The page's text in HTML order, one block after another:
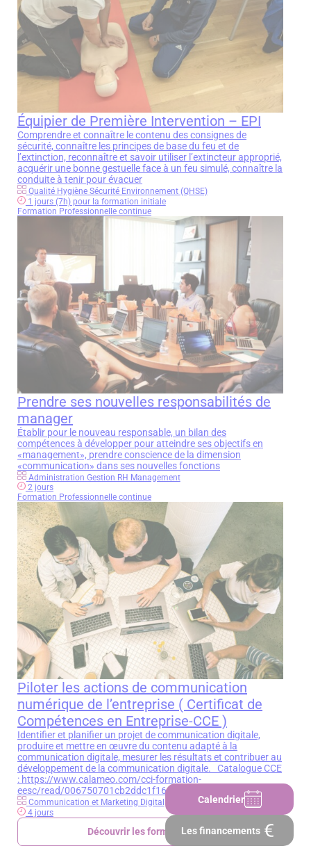
Les financements
Calendrier
Équipier de Première Intervention – EPI
Comprendre et connaître le contenu des consignes de
sécurité, connaître les principes de base du feu et de
l’extinction, reconnaître et savoir utiliser l’extincteur approprié,
acquérir une bonne gestuelle face à un feu simulé, connaître la
conduite à tenir pour évacuer
Qualité Hygiène Sécurité Environnement (QHSE)
1 jours (7h) pour la formation initiale
Formation Professionnelle continue
Prendre ses nouvelles responsabilités de
manager
Établir pour le nouveau responsable, un bilan des
compétences à développer pour atteindre ses objectifs en
«management», prendre conscience de la dimension
«communication» dans ses nouvelles fonctions
Administration Gestion RH Management
2 jours
Formation Professionnelle continue
Piloter les actions de communication
numérique de l’entreprise ( Certificat de
Compétences en Entreprise-CCE )
Identifier et planifier un projet de communication digitale,
produire et mettre en œuvre du contenu adapté à la
communication digitale, mesurer les résultats et contribuer au
développement de la communication digitale. Catalogue CCE
: https://www.calameo.com/cci-formation-
eesc/read/006750701cb2ddc1f164c
Communication et Marketing Digital
4 jours
Découvrir les formations